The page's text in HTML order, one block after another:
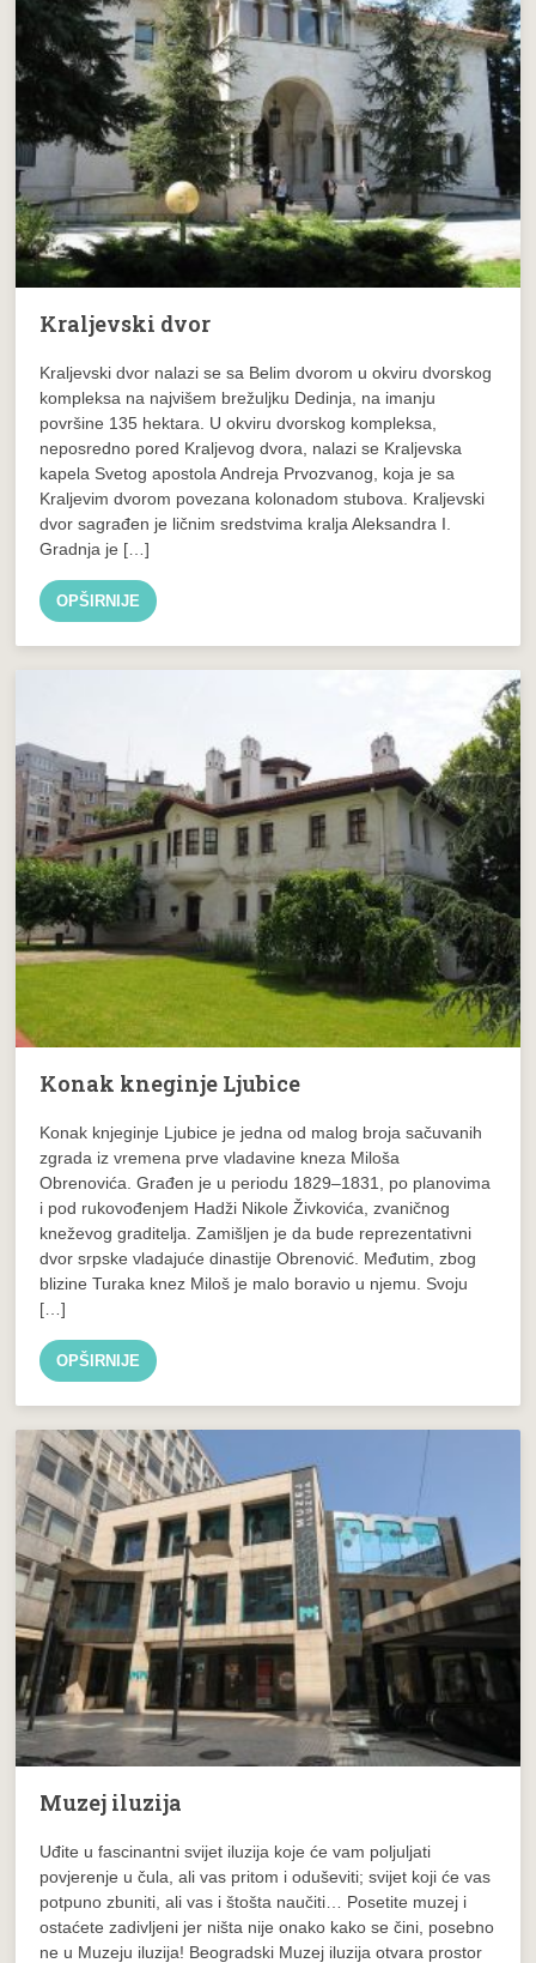
Kraljevski dvor
Kraljevski dvor nalazi se sa Belim dvorom u okviru dvorskog
kompleksa na najvišem brežuljku Dedinja, na imanju
površine 135 hektara. U okviru dvorskog kompleksa,
neposredno pored Kraljevog dvora, nalazi se Kraljevska
kapela Svetog apostola Andreja Prvozvanog, koja je sa
Kraljevim dvorom povezana kolonadom stubova. Kraljevski
dvor sagrađen je ličnim sredstvima kralja Aleksandra I.
Gradnja je […]
OPŠIRNIJE
Konak kneginje Ljubice
Konak knjeginje Ljubice je jedna od malog broja sačuvanih
zgrada iz vremena prve vladavine kneza Miloša
Obrenovića. Građen je u periodu 1829–1831, po planovima
i pod rukovođenjem Hadži Nikole Živkovića, zvaničnog
kneževog graditelja. Zamišljen je da bude reprezentativni
dvor srpske vladajuće dinastije Obrenović. Međutim, zbog
blizine Turaka knez Miloš je malo boravio u njemu. Svoju
[…]
OPŠIRNIJE
Muzej iluzija
Uđite u fascinantni svijet iluzija koje će vam poljuljati
povjerenje u čula, ali vas pritom i oduševiti; svijet koji će vas
potpuno zbuniti, ali vas i štošta naučiti… Posetite muzej i
ostaćete zadivljeni jer ništa nije onako kako se čini, posebno
ne u Muzeju iluzija! Beogradski Muzej iluzija otvara prostor